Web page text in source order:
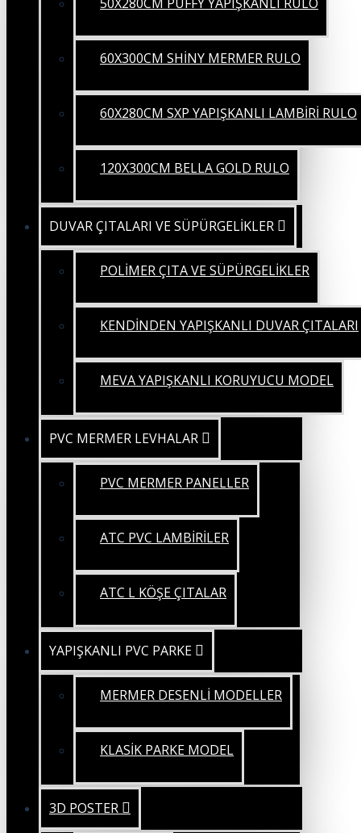
60X300CM SHİNY MERMER RULO
60X280CM SXP YAPIŞKANLI LAMBİRİ RULO
120X300CM BELLA GOLD RULO
DUVAR ÇITALARI VE SÜPÜRGELİKLER
POLİMER ÇITA VE SÜPÜRGELİKLER
KENDİNDEN YAPIŞKANLI DUVAR ÇITALARI
MEVA YAPIŞKANLI KORUYUCU MODEL
PVC MERMER LEVHALAR
PVC MERMER PANELLER
ATC PVC LAMBİRİLER
ATC L KÖŞE ÇITALAR
YAPIŞKANLI PVC PARKE
MERMER DESENLİ MODELLER
KLASİK PARKE MODEL
3D POSTER